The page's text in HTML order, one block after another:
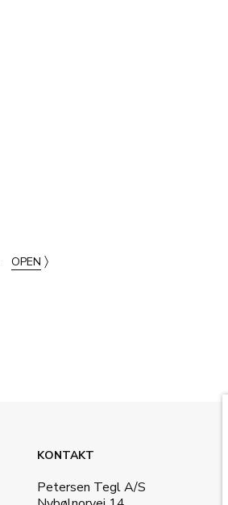
OPEN 〉
KONTAKT
Petersen Tegl A/S